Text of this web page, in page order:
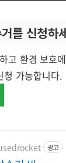
를 신청하
고 환경 보호
청 가능합니다.
광고